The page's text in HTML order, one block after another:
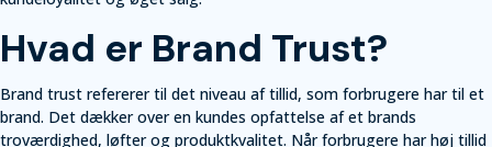
Hvad er Brand Trust?
Brand trust refererer til det niveau af tillid, som forbrugere har til et
brand. Det dækker over en kundes opfattelse af et brands
troværdighed, løfter og produktkvalitet. Når forbrugere har høj tillid